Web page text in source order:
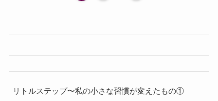
リトルステップ〜私の小さな習慣が変えたもの①